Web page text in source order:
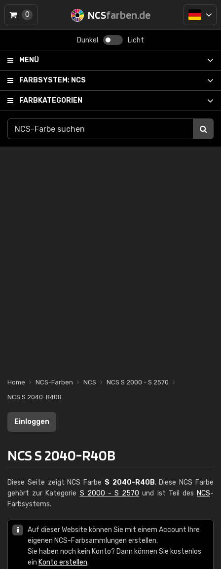
NCSfarben.de
Dunkel Licht
MENÜ
FARBSYSTEM: NCS
FARBKATEGORIEN
0
Home NCS-Farben NCS
NCS S 2000 - S 2570
NCS S 2040-R40B
Einloggen
NCS S 2040-R40B
Diese Seite zeigt NCS Farbe S 2040-R40B. Diese NCS Farbe
gehört zur Kategorie S 2000 - S 2570 und ist Teil des NCS-
Farbsystems.
Auf dieser Website können Sie mit einem Account Ihre
eigenen NCS-Farbsammlungen erstellen.
Sie haben noch kein Konto? Dann können Sie kostenlos
ein Konto erstellen.